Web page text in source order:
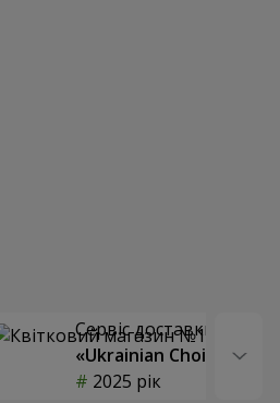
Сервіс доставки квітів
«Ukrainian Choice»
2025 рік